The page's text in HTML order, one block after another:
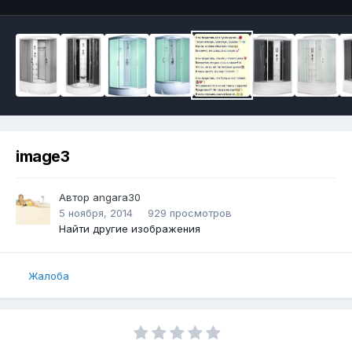
image3
Автор angara30
5 ноября, 2014
929 просмотров
Найти другие изображения
Жалоба